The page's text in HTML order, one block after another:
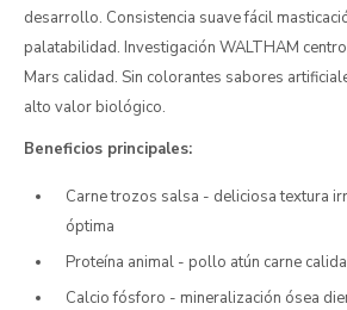
desarrollo. Consistencia suave fácil
palatabilidad. Investigación WALTHAM
Mars calidad. Sin colorantes sabores
alto valor biológico.
Beneficios principales:
Carne trozos salsa - deliciosa textura
óptima
Proteína animal - pollo atún carne
Calcio fósforo - mineralización ósea